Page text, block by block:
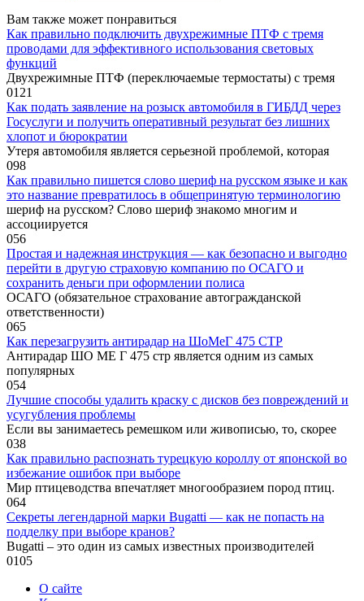
Вам также может понравиться
Как правильно подключить двухрежимные ПТФ с тремя
проводами для эффективного использования световых
функций
Двухрежимные ПТФ (переключаемые термостаты) с тремя
0121
Как подать заявление на розыск автомобиля в ГИБДД через
Госуслуги и получить оперативный результат без лишних
хлопот и бюрократии
Утеря автомобиля является серьезной проблемой, которая
098
Как правильно пишется слово шериф на русском языке и как
это название превратилось в общепринятую терминологию
шериф на русском? Слово шериф знакомо многим и
ассоциируется
056
Простая и надежная инструкция — как безопасно и выгодно
перейти в другую страховую компанию по ОСАГО и
сохранить деньги при оформлении полиса
ОСАГО (обязательное страхование автогражданской
ответственности)
065
Как перезагрузить антирадар на ШоМеГ 475 СТР
Антирадар ШО МЕ Г 475 стр является одним из самых
популярных
054
Лучшие способы удалить краску с дисков без повреждений и
усугубления проблемы
Если вы занимаетесь ремешком или живописью, то, скорее
038
Как правильно распознать турецкую короллу от японской во
избежание ошибок при выборе
Мир птицеводства впечатляет многообразием пород птиц.
064
Секреты легендарной марки Bugatti — как не попасть на
подделку при выборе кранов?
Bugatti – это один из самых известных производителей
0105
О сайте